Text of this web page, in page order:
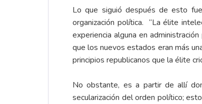
Lo que siguió después de esto
organización política. “La élite
experiencia alguna en
que los nuevos estados eran más
principios republicanos que la élite
No obstante, es a partir de allí
secularización del orden político;